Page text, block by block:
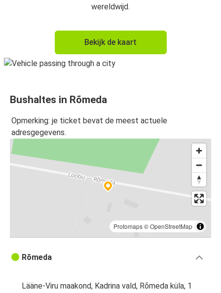
wereldwijd.
Bekijk de kaart
Bushaltes in Rõmeda
Opmerking: je ticket bevat de meest actuele
adresgegevens.
Protomaps©OpenStreetMap
Rõmeda
Lääne-Viru maakond, Kadrina vald, Rõmeda küla, 1